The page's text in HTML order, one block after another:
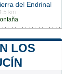
del Endrinal
km
LOS